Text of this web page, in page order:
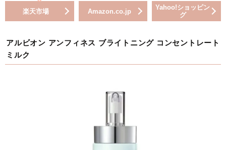
楽天市場 Amazon.co.jp
Yahoo!ショッピン
グ
アルビオン アンフィネス ブライトニング コンセントレート
ミルク